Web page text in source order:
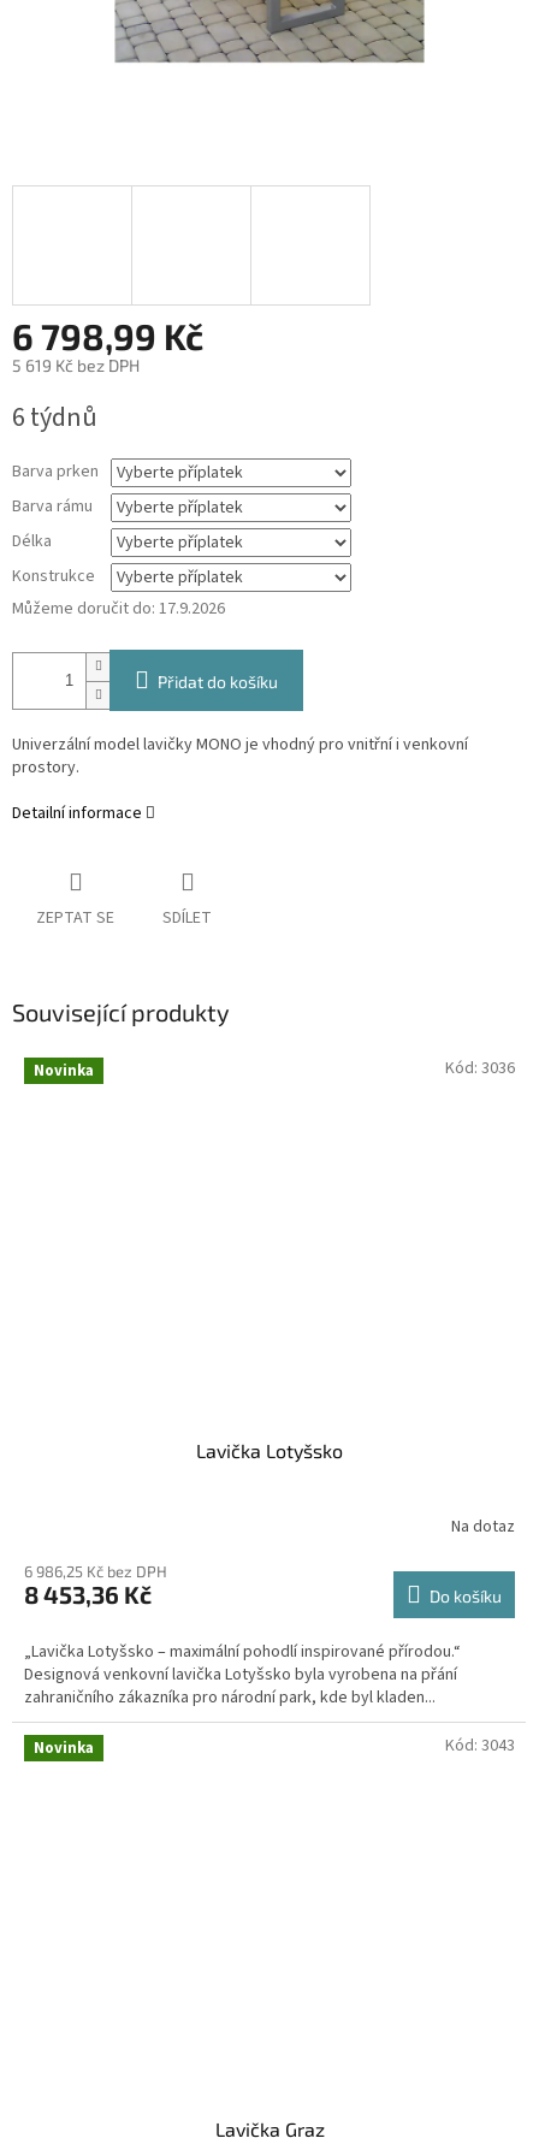
6 798,99 Kč
5 619 Kč bez DPH
cena:
6 týdnů
Barva prken
Barva rámu
Délka
Konstrukce
Můžeme doručit do: 17.9.2026
Přidat do košíku
Univerzální model lavičky MONO je vhodný pro vnitřní i venkovní
prostory.
Detailní informace
ZEPTAT SE SDÍLET
Související produkty
Novinka
Lavička Lotyšsko
Na dotaz
6 986,25 Kč bez DPH
8 453,36 Kč Do košíku
„Lavička Lotyšsko – maximální pohodlí inspirované přírodou.“
Designová venkovní lavička Lotyšsko byla vyrobena na přání
zahraničního zákazníka pro národní park, kde byl kladen...
Kód: 3036
Novinka
Lavička Graz
Kód: 3043